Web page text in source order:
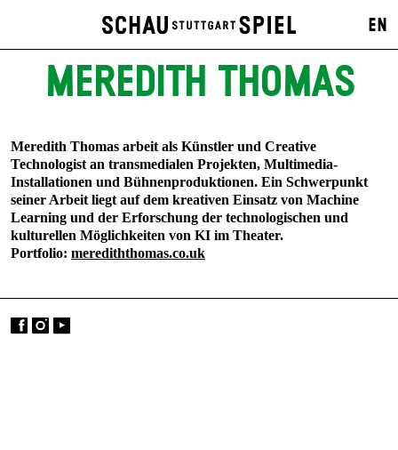
EN
MEREDITH THOMAS
Meredith Thomas arbeit als Künstler und Creative
Technologist an transmedialen Projekten, Multimedia-
Installationen und Bühnenproduktionen. Ein Schwerpunkt
seiner Arbeit liegt auf dem kreativen Einsatz von Machine
Learning und der Erforschung der technologischen und
kulturellen Möglichkeiten von KI im Theater.
Portfolio: merediththomas.co.uk